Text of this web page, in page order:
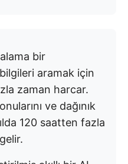
bir
aramak için
zaman harcar.
ve dağınık
120 saatten fazla